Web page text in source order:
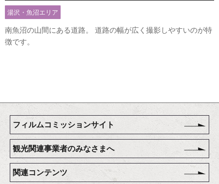
湯沢・魚沼エリア
南魚沼の山間にある道路。 道路の幅が広く撮影しやすいのが特
徴です。
フィルムコミッションサイト
観光関連事業者のみなさまへ
関連コンテンツ